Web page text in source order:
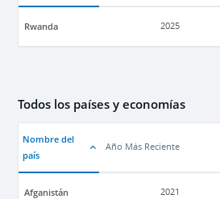
Rwanda 2025
Todos los países y economías
Nombre del
país
Año Más Reciente
Afganistán 2021